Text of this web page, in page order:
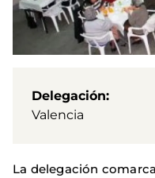
Delegación
Valencia
La delegación